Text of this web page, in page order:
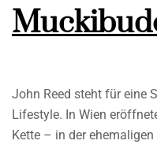
John Reed steht für eine
Lifestyle. In Wien
Kette – in der